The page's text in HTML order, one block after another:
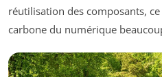
réutilisation des composants,
carbone du numérique